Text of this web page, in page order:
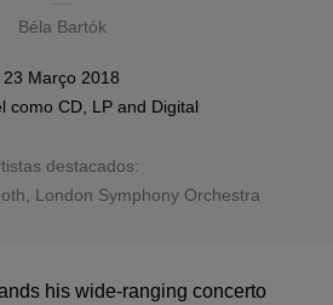
Béla Bartók
23 Março 2018
como CD, LPand Digital
destacados:
London Symphony Orchestra
his wide-ranging concerto